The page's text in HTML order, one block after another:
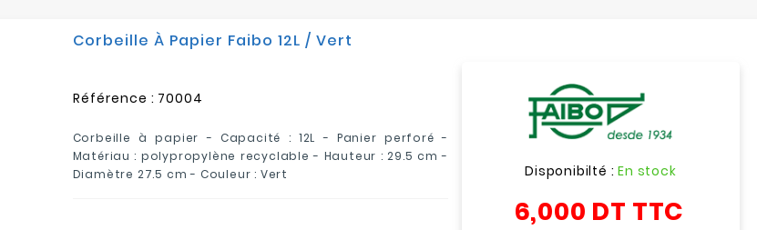
Corbeille À Papier Faibo 12L / Vert
Référence : 70004
Corbeille à papier - Capacité : 12L - Panier perforé -
Matériau : polypropylène recyclable - Hauteur : 29.5 cm -
Diamètre 27.5 cm- Couleur : Vert Disponibilté :En stock
6,000 DT TTC